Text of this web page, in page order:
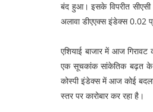
बंद हुआ। इसके विपरीत
अलावा डीएएक्स इंडेक्स 0.02
एशियाई बाजार में आज
एक सूचकांक सांकेतिक बढ़त के
कोस्पी इंडेक्स में आज कोई
स्तर पर कारोबार कर रहा है।